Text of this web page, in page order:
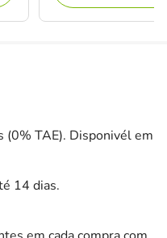
(0% TAE). Disponivél em
14 dias.